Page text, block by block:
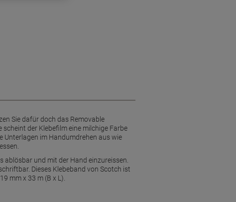
Sie dafür doch das Removable
der Klebefilm eine milchige Farbe
Unterlagen im Handumdrehen aus wie
und mit der Hand einzureissen.
Dieses Klebeband von Scotch ist
mm x 33 m (B x L).